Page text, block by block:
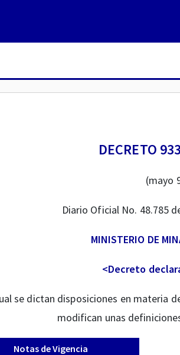
DECRETO
(mayo
Diario Oficial No. 48.785
MINISTERIO DE
<Decreto
se dictan disposiciones en materia
modifican unas
Notas de Vigencia